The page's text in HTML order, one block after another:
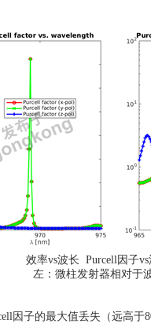
效率vs波长 Purcell因子
左：微柱发射器相对于
因子的最大值丢失（远高于